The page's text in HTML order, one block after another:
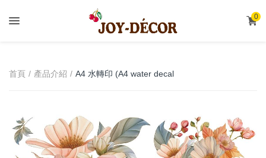
0
首頁 產品介紹
A4 水轉印 (A4 water decal